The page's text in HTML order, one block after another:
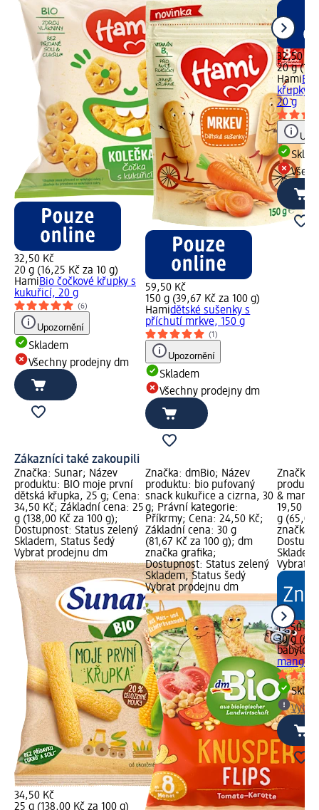
32,50 Kč
20 g (16,25 Kč za 10 g)
HamiBio čočkové křupky s
kukuřicí, 20 g
(6)
Upozornění
Skladem
Všechny prodejny dm
59,50 Kč
150 g (39,67 Kč za 100 g)
Hamidětské sušenky s
příchutí mrkve, 150 g
(1)
Upozornění
Skladem
Všechny prodejny dm
32,50 Kč
20 g
Hami
křupky
20 g
Zákazníci také zakoupili
Značka: Sunar; Název
produktu: BIO moje první
dětská křupka, 25 g; Cena:
34,50 Kč; Základní cena: 25
g (138,00 Kč za 100 g);
Dostupnost: Status zelený
Skladem, Status šedý
Vybrat prodejnu dm
34,50 Kč
25 g (138,00 Kč za 100 g)
Značka: dmBio; Název
produktu: bio pufovaný
snack kukuřice a cizrna, 30
g; Právní kategorie:
Příkrmy; Cena: 24,50 Kč;
Základní cena: 30 g
(81,67 Kč za 100 g); dm
značka grafika;
Dostupnost: Status zelený
Skladem, Status šedý
Vybrat prodejnu dm
Značka:
&
19,50
g (65,00
značka
Vybrat
19,50 Kč
30 g
babylove
mango,